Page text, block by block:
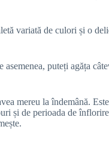
variată de culori și o
asemenea, puteți agăța
mereu la îndemână.
și de perioada de